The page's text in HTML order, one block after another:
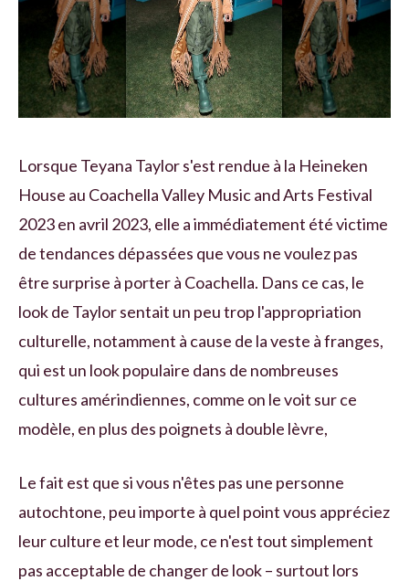
Lorsque Teyana Taylor s'est rendue à la Heineken
House au Coachella Valley Music and Arts Festival
2023 en avril 2023, elle a immédiatement été victime
de tendances dépassées que vous ne voulez pas
être surprise à porter à Coachella. Dans ce cas, le
look de Taylor sentait un peu trop l'appropriation
culturelle, notamment à cause de la veste à franges,
qui est un look populaire dans de nombreuses
cultures amérindiennes, comme on le voit sur ce
modèle, en plus des poignets à double lèvre,
Le fait est que si vous n'êtes pas une personne
autochtone, peu importe à quel point vous appréciez
leur culture et leur mode, ce n'est tout simplement
pas acceptable de changer de look – surtout lors